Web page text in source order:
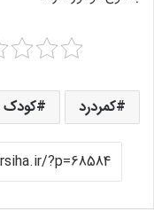
کمردرد کودک